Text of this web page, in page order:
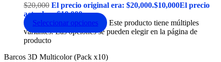
$20,000 El precio original era: $20,000.$10,000El precio
actual es: $10,000.
Seleccionar opciones
Este producto tiene múltiples
variantes. Las opciones se pueden elegir en la página de
producto
Barcos 3D Multicolor (Pack x10)